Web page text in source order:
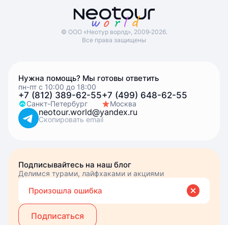
© ООО «Неотур ворлд», 2009‑2026.
Все права защищены
Нужна помощь? Мы готовы ответить
пн-пт с 10:00 до 18:00
+7 (812) 389-62-55
Санкт-Петербург
+7 (499) 648-62-55
Москва
neotour.world@yandex.ru
Скопировать email
Подписывайтесь на наш блог
Делимся турами, лайфхаками и акциями
Вы подписались
Произошла ошибка
Подписаться